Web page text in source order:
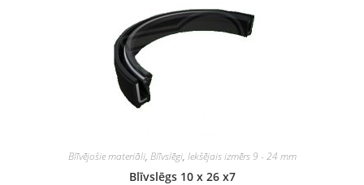
Blīvējošie materiāli, Blīvslēgi, Iekšējais izmērs 9 - 24 mm
Blīvslēgs 10 x 26 x7